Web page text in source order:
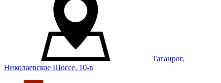
Таганрог,
Николаевское Шоссе, 10-в